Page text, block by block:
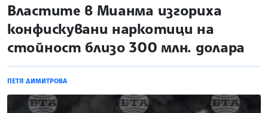
site.bta
Властите в Мианма изгориха
конфискувани наркотици на
стойност близо 300 млн. долара
ПЕТЯ ДИМИТРОВА